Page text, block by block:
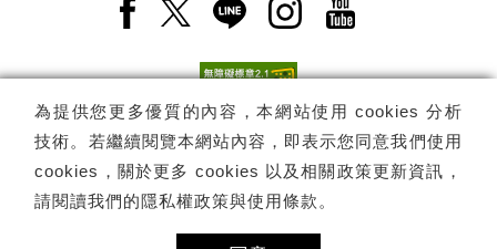
為提供您更多優質的內容，本網站使用 cookies 分析
技術。若繼續閱覽本網站內容，即表示您同意我們使用
cookies，關於更多 cookies 以及相關政策更新資訊，
請閱讀我們的隱私權政策與使用條款 。
Facebook(另開新視窗)
X(另開新視窗)
LINE(另開新視窗)
Instagram(另開新視
YouTube(另開
電子報訂閱 訂閱
Copyright © 國家表演藝術中心 -衛武營國家藝術文化中心